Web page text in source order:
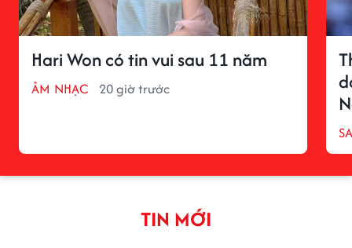
Hari Won có tin vui sau 11 năm
ÂM NHẠC 20 giờ trước
TIN MỚI